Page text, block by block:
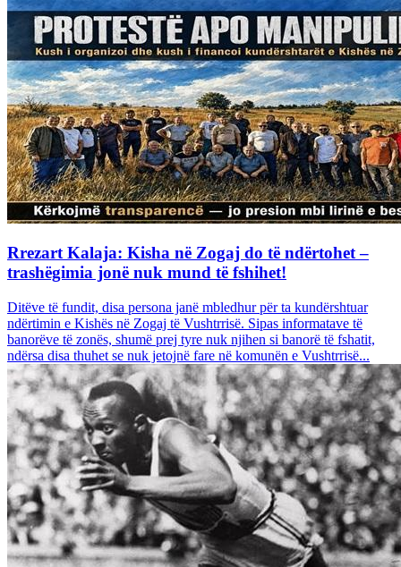
Rrezart Kalaja: Kisha në Zogaj do të ndërtohet –
trashëgimia jonë nuk mund të fshihet!
Ditëve të fundit, disa persona janë mbledhur për ta kundërshtuar
ndërtimin e Kishës në Zogaj të Vushtrrisë. Sipas informatave të
banorëve të zonës, shumë prej tyre nuk njihen si banorë të fshatit,
ndërsa disa thuhet se nuk jetojnë fare në komunën e Vushtrrisë...